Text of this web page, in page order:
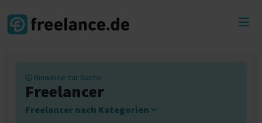
Hinweise zur Suche
Freelancer
Freelancer nach Kategorien